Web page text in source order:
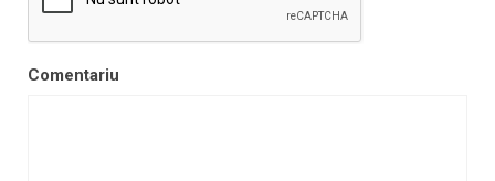
Comentariu